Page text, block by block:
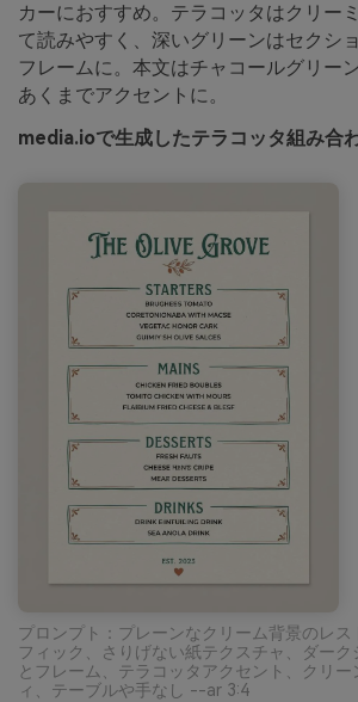
カーにおすすめ。テラコッタはクリー
て読みやすく、深いグリーンはセクシ
フレームに。本文はチャコールグリー
あくまでアクセントに。
media.ioで生成したテラコッタ組み合
プロンプト：プレーンなクリーム背景のレス
フィック、さりげない紙テクスチャ、ダーク
とフレーム、テラコッタアクセント、クリー
ィ、テーブルや手なし --ar 3:4